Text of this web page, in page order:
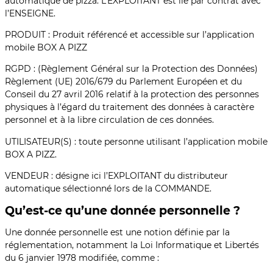
l’ENSEIGNE.
PRODUIT : Produit référencé et accessible sur l’application
mobile BOX A PIZZ
RGPD : (Règlement Général sur la Protection des Données)
Règlement (UE) 2016/679 du Parlement Européen et du
Conseil du 27 avril 2016 relatif à la protection des personnes
physiques à l’égard du traitement des données à caractère
personnel et à la libre circulation de ces données.
UTILISATEUR(S) : toute personne utilisant l’application mobile
BOX A PIZZ.
VENDEUR : désigne ici l’EXPLOITANT du distributeur
automatique sélectionné lors de la COMMANDE.
Qu’est-ce qu’une donnée personnelle ?
Une donnée personnelle est une notion définie par la
réglementation, notamment la Loi Informatique et Libertés
du 6 janvier 1978 modifiée, comme :